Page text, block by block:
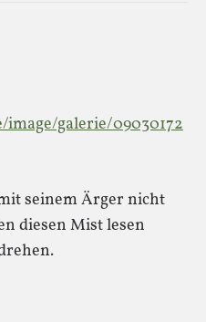
galerie/09030172
seinem Ärger nicht
diesen Mist lesen